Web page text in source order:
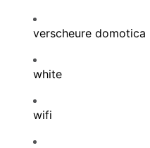
verscheure domotica
white
wifi